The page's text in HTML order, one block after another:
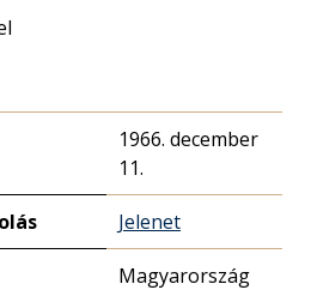
1966. december
11.
Jelenet
Magyarország